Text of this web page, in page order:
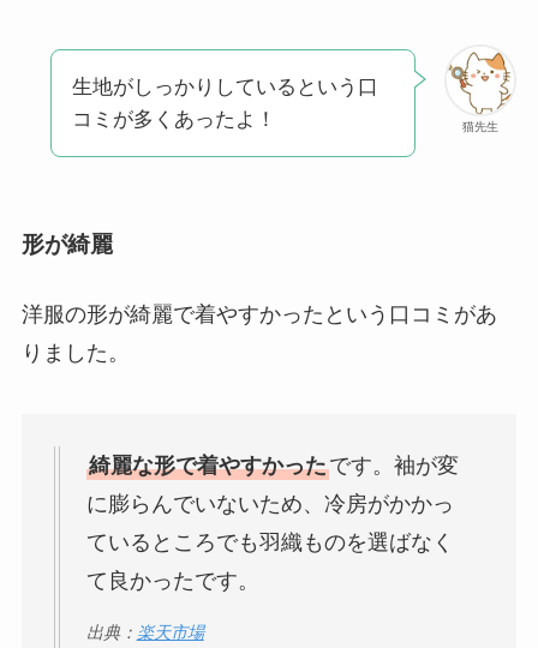
猫先生
生地がしっかりしているという口
コミが多くあったよ！
形が綺麗
洋服の形が綺麗で着やすかったという口コミがあ
りました。
綺麗な形で着やすかったです。袖が変
に膨らんでいないため、冷房がかかっ
ているところでも羽織ものを選ばなく
て良かったです。
出典： 楽天市場